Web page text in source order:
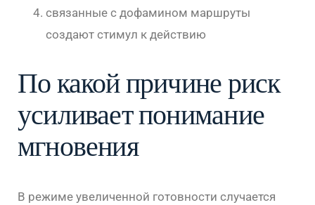
связанные с дофамином маршруты
создают стимул к действию
По какой причине риск
усиливает понимание
мгновения
В режиме увеличенной готовности случается